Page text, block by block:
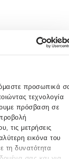
προσωπικά
τεχνολογία
πρόσβαση σε
τις μετρήσεις
εικόνα του
τη δυνατότητα